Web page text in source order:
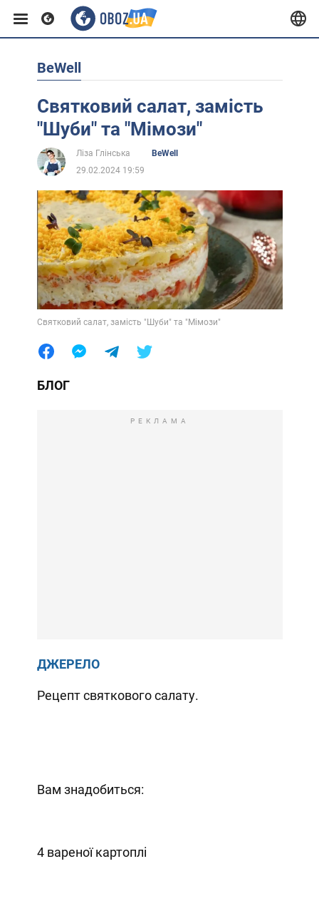
Європа
США
Африка
Життя
Лайфхаки
BeWell
Святковий салат, замість
"Шуби" та "Мімози"
Ліза Глінська
BeWell
29.02.2024 19:59
Святковий салат, замість "Шуби" та "Мімози"
БЛОГ
РЕКЛАМА
ДЖЕРЕЛО
Рецепт святкового салату.
Вам знадобиться:
4 вареної картоплі